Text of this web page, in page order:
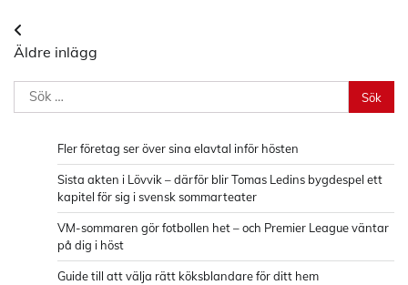
Inläggsnavigering
Äldre inlägg
Sök
efter:
Fler företag ser över sina elavtal inför hösten
Sista akten i Lövvik – därför blir Tomas Ledins bygdespel ett
kapitel för sig i svensk sommarteater
VM-sommaren gör fotbollen het – och Premier League väntar
på dig i höst
Guide till att välja rätt köksblandare för ditt hem